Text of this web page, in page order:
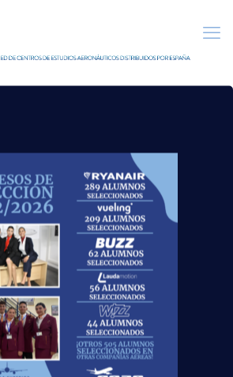
rutas para el
que viene
estadísticas de los
nacionales y el nivel
manejan pronostican
para el sector aéreo
el[…]